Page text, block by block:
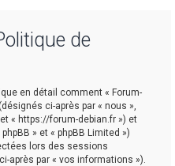
de
en détail comment « Forum-
ci-après par « nous »,
« https://forum-debian.fr ») et
» et « phpBB Limited »)
lors des sessions
après par « vos informations »).